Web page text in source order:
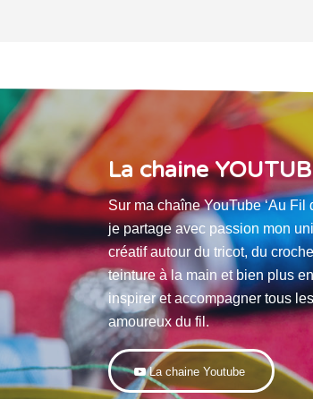
La chaine
Sur ma chaîne YouTube ‘Au Fil
je partage avec passion mon
créatif autour du tricot, du
teinture à la main et bien plus
inspirer et accompagner tous les
amoureux du fil.
La chaine Youtube